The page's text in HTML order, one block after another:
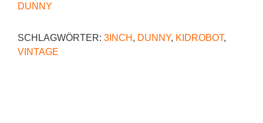
DUNNY
SCHLAGWÖRTER: 3INCH , DUNNY, KIDROBOT,
VINTAGE